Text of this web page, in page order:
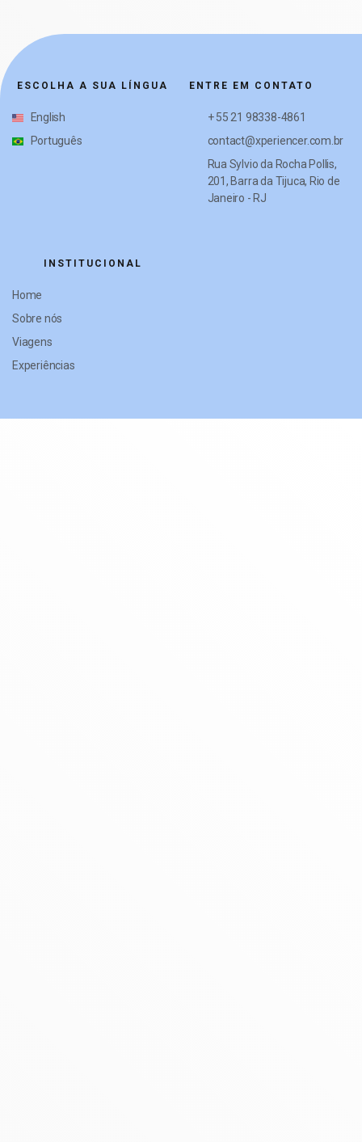
ESCOLHA A SUA LÍNGUA
English
Português
ENTRE EM CONTATO
+ 55 21 98338-4861
contact@xperiencer.com.br
Rua Sylvio da Rocha Pollis,
201, Barra da Tijuca, Rio de
Janeiro - RJ
INSTITUCIONAL
Home
Sobre nós
Viagens
Experiências